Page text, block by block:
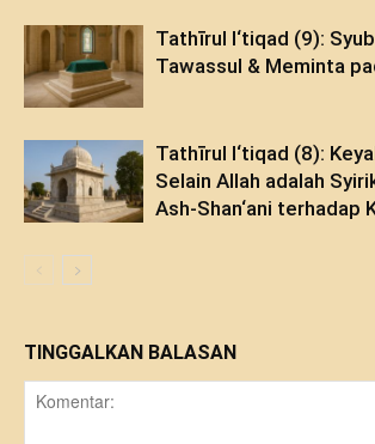
Tathīrul I‘tiqad (9):
Tawassul & Meminta
Tathīrul I‘tiqad (8):
Selain Allah adalah
Ash-Shan‘ani terhadap
TINGGALKAN BALASAN